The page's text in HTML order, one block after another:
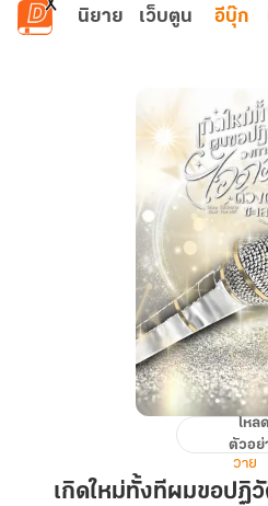
ข้ามไปยังเนื้อหาหลัก
นิยาย เว็บตูน อีบุ๊ก
ทั้งที
โหลด
ตัวอย่
วาย
เกิดใหม่ทั้งทีผมขอปฏิ